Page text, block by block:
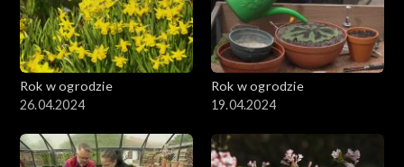
Rok w ogrodzie
26.04.2024
Rok w ogrodzie
19.04.2024